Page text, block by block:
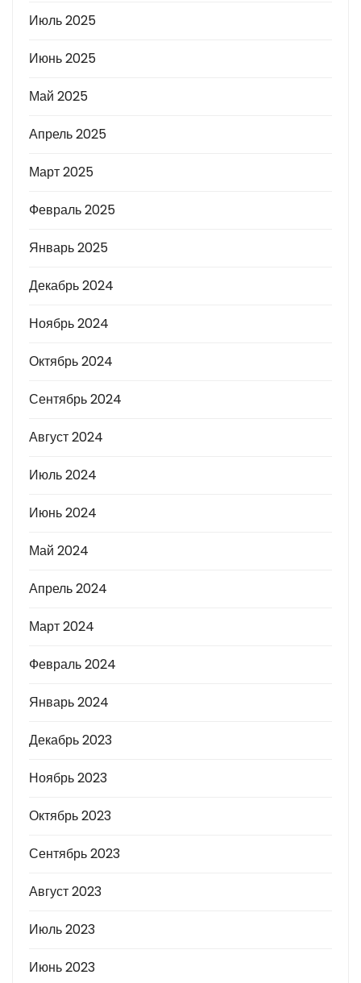
Июль 2025
Июнь 2025
Май 2025
Апрель 2025
Март 2025
Февраль 2025
Январь 2025
Декабрь 2024
Ноябрь 2024
Октябрь 2024
Сентябрь 2024
Август 2024
Июль 2024
Июнь 2024
Май 2024
Апрель 2024
Март 2024
Февраль 2024
Январь 2024
Декабрь 2023
Ноябрь 2023
Октябрь 2023
Сентябрь 2023
Август 2023
Июль 2023
Июнь 2023